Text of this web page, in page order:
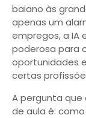
baiano às
apenas um
empregos, a IA
poderosa para
oportunidades
certas
A pergunta que
de aula é: